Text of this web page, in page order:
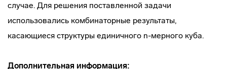
случае. Для решения поставленной задачи
использовались комбинаторные результаты,
касающиеся структуры единичного n-мерного куба.
Дополнительная информация: